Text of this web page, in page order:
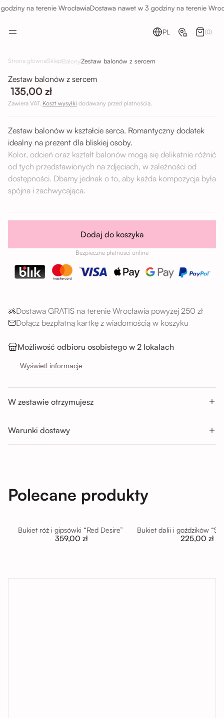
na terenie WrocławiaDostawa nawet w 3 godziny na terenie
PL (0)
Strona główna Sklep BalonyZestaw balonów z sercem
Zestaw balonów z sercem
135,00 zł
Zawiera VAT. Koszt wysyłki dodawany przed płatnością.
Zestaw balonów w kształcie serca. Romantyczny dodatek
idealny na prezent dla bliskiej osoby.
Kolor, odcień oraz kształt balonów mogą się delikatnie różnić
od tych przedstawionych na zdjęciach, w zależności od
dostępności. Dbamy jednak o to, aby każda kompozycja była
spójna i zachwycająca.
Dodaj do koszyka
Bezpieczne płatności online
Dostawa GRATIS na terenie Wrocławia powyżej 250 zł
Dołącz bezpłatną kartkę z wiadomością w koszyku
Możliwość odbioru osobistego w 2 lokalach
Sikorskiego 5H, 53-659 Wrocław
Godziny odbioru:
Pon-Sob : 11:00 - 14:00; 14:00 - 17:00; 17:00 - 20:00
Nd : 11:00 - 14:00; 14:00 - 17:00
Wyświetl informacje
W zestawie otrzymujesz
Warunki dostawy
Polecane produkty
Bukiet róż i gipsówki “Red Desire”
359,00 zł
Bukiet dalii i goździków
225,00 zł